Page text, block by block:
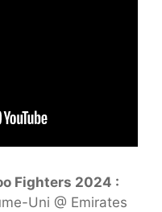
Fighters 2024 :
Uni @ Emirates